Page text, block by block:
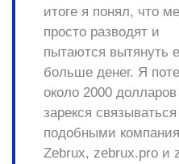
итоге я понял, что
просто разводят и
пытаются вытянуть
больше денег. Я
около 2000
зарекся связываться
подобными
Zebrux, zebrux.pro и